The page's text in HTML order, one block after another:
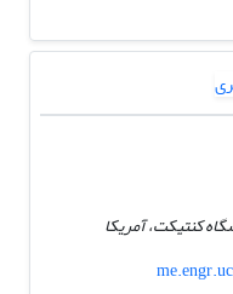
کنتیکت، آمریکا